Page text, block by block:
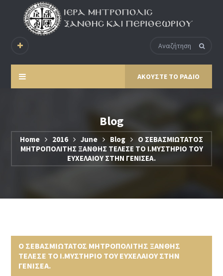
ΑΚΟΥΣΤΕ ΤΟ ΡΑΔΙΟ
Blog
Home 2016 June Blog
Ο ΣΕΒΑΣΜΙΩΤΑΤΟΣ
ΜΗΤΡΟΠΟΛΙΤΗΣ ΞΑΝΘΗΣ ΤΕΛΕΣΕ ΤΟ Ι.ΜΥΣΤΗΡΙΟ ΤΟΥ
ΕΥΧΕΛΑΙΟΥ ΣΤΗΝ ΓΕΝΙΣΕΑ.
Ο ΣΕΒΑΣΜΙΩΤΑΤΟΣ ΜΗΤΡΟΠΟΛΙΤΗΣ ΞΑΝΘΗΣ
ΤΕΛΕΣΕ ΤΟ Ι.ΜΥΣΤΗΡΙΟ ΤΟΥ ΕΥΧΕΛΑΙΟΥ ΣΤΗΝ
ΓΕΝΙΣΕΑ.